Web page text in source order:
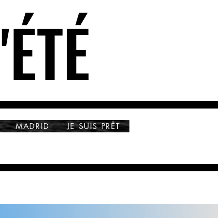
MADRID JE SUIS PRÊT